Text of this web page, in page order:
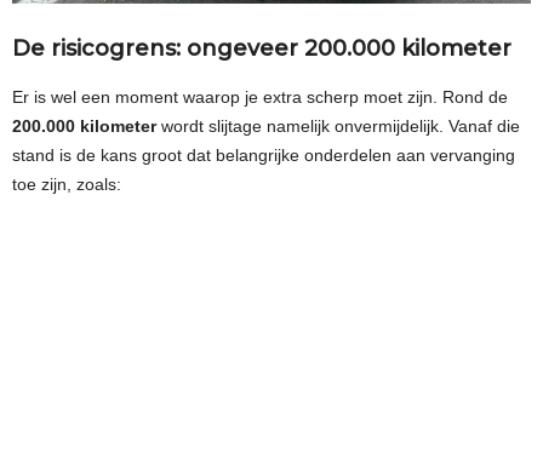
De risicogrens: ongeveer 200.000 kilometer
Er is wel een moment waarop je extra scherp moet zijn. Rond de
200.000 kilometerwordt slijtage namelijk onvermijdelijk. Vanaf die
stand is de kans groot dat belangrijke onderdelen aan vervanging
toe zijn, zoals: